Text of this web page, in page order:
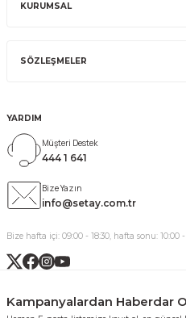
KURUMSAL
SÖZLEŞMELER
YARDIM
Müşteri Destek
444 1 641
Bize Yazın
info@setay.com.tr
Bize hafta içi: 09:00 - 18:30, hafta sonu:
Kampanyalardan Haberdar